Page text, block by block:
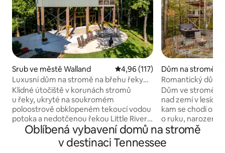
Srub ve městě Walland Průměrné hodnocení 4,96 z 5,
4,96 (117)
Luxusní dům na stromě na břehu řeky
Great Smoky Mountain
Klidné útočiště v korunách stromů
u řeky, ukryté na soukromém
poloostrově obklopeném tekoucí vodou
potoka a nedotčenou řekou Little River,
11 mil od GSMNP. Tento luxusní dům na
stromě je postaven na obrovských
12 x 12palcových trámech a je ve výšce
Dům na stromě
oomington
Romantický dům
vířivkou a
Dům ve stromě,
nad zemí v lesích
kam se chodí
o ruku,
že jste si konečně
odpočinek. Dům
řemeslníci a je
Oblíbená vybavení domů na stromě
v destinaci Tennessee